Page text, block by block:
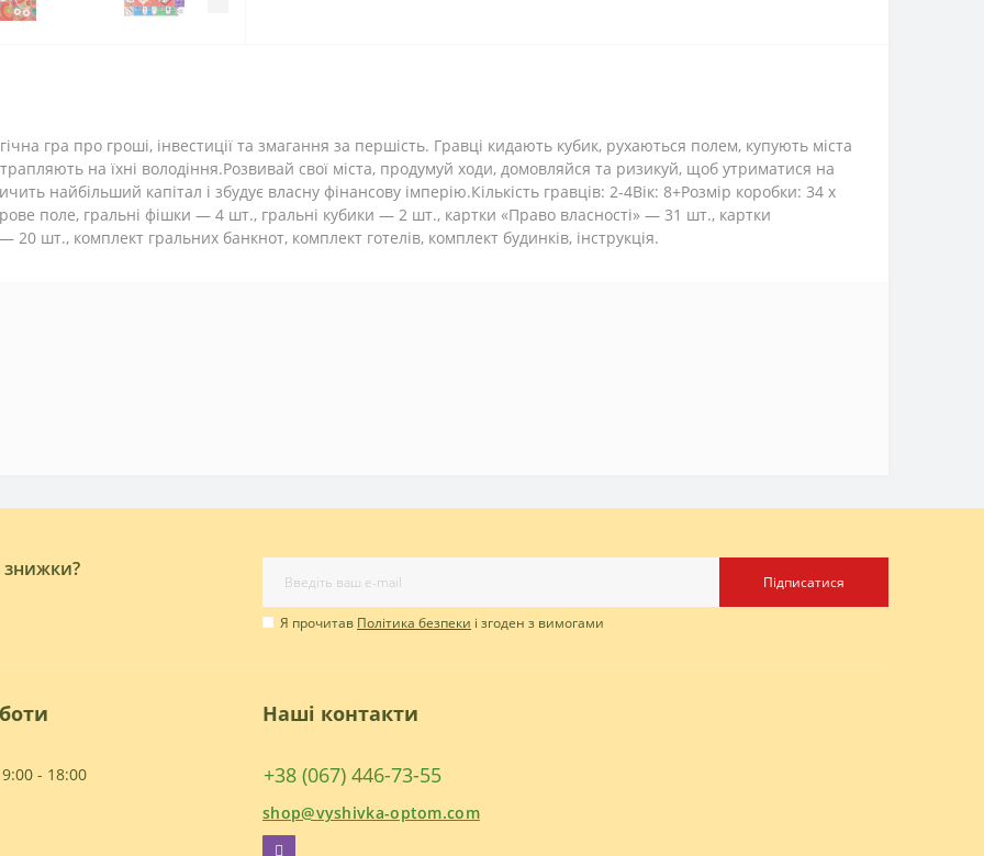
гра про гроші, інвестиції та змагання за першість. Гравці кидають кубик, рухаються полем, купують міста
на їхні володіння.Розвивай свої міста, продумуй ходи, домовляйся та ризикуй, щоб утриматися на
найбільший капітал і збудує власну фінансову імперію.Кількість гравців: 2-4Вік: 8+Розмір коробки: 34 х
поле, гральні фішки — 4 шт., гральні кубики — 2 шт., картки «Право власності» — 31 шт., картки
комплект гральних банкнот, комплект готелів, комплект будинків, інструкція.
знижки?
Підписатися
Я прочитав Політика безпеки і згоден з вимогами
- 18:00
Наші контакти
+38 (067) 446-73-55
shop@vyshivka-optom.com